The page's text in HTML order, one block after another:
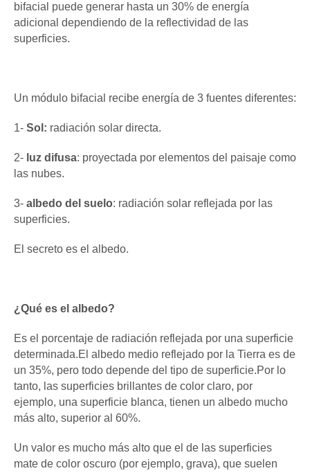
bifacial puede generar hasta un 30% de energía
adicional dependiendo de la reflectividad de las
superficies.
Un módulo bifacial recibe energía de 3 fuentes diferentes:
1- Sol: radiación solar directa.
2- luz difusa: proyectada por elementos del paisaje como
las nubes.
3- albedo del suelo: radiación solar reflejada por las
superficies.
El secreto es el albedo.
¿Qué es el albedo?
Es el porcentaje de radiación reflejada por una superficie
determinada.El albedo medio reflejado por la Tierra es de
un 35%, pero todo depende del tipo de superficie.Por lo
tanto, las superficies brillantes de color claro, por
ejemplo, una superficie blanca, tienen un albedo mucho
más alto, superior al 60%.
Un valor es mucho más alto que el de las superficies
mate de color oscuro (por ejemplo, grava), que suelen